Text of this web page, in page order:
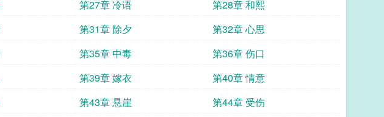
第27章 冷语
第28章 和熙
第31章 除夕
第32章 心思
第35章 中毒
第36章 伤口
第39章 嫁衣
第40章 情意
第43章 悬崖
第44章 受伤